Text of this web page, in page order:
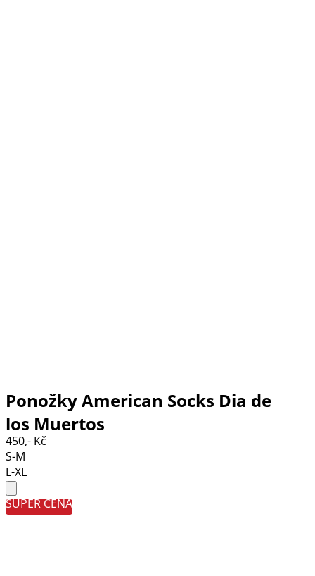
Ponožky American Socks Dia de
los Muertos
450,- Kč
S-M
L-XL
SUPER CENA